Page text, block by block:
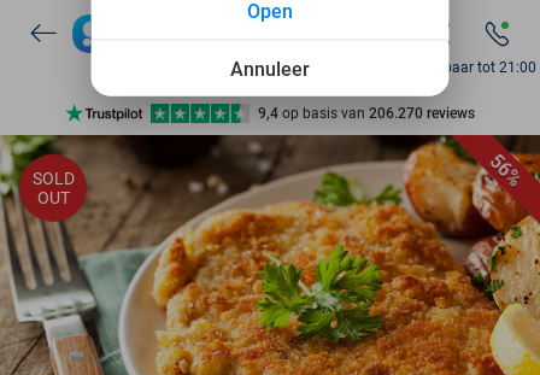
7 dagen per week beschikbaar
10+ miljoen leden
9,4 op basis van 206.270 reviews
Ontdek 15.000+ deals
7 dagen per week beschikbaar
10+ miljoen leden
Bereikbaar tot 21:00
56%
SOLD
OUT
Annuleer
Open